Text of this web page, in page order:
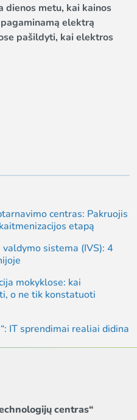
dienos metu, kai kainos
elektrą
pašildyti, kai elektros
centras: Pakruojis
etapą
sistema (IVS): 4
mokyklose: kai
o ne tik konstatuoti
IT sprendimai realiai didina
centras“